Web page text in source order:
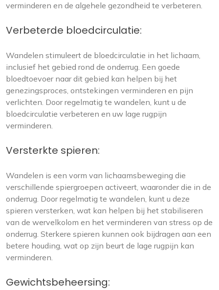
verminderen en de algehele gezondheid te verbeteren.
Verbeterde bloedcirculatie:
Wandelen stimuleert de bloedcirculatie in het lichaam,
inclusief het gebied rond de onderrug. Een goede
bloedtoevoer naar dit gebied kan helpen bij het
genezingsproces, ontstekingen verminderen en pijn
verlichten. Door regelmatig te wandelen, kunt u de
bloedcirculatie verbeteren en uw lage rugpijn
verminderen.
Versterkte spieren:
Wandelen is een vorm van lichaamsbeweging die
verschillende spiergroepen activeert, waaronder die in de
onderrug. Door regelmatig te wandelen, kunt u deze
spieren versterken, wat kan helpen bij het stabiliseren
van de wervelkolom en het verminderen van stress op de
onderrug. Sterkere spieren kunnen ook bijdragen aan een
betere houding, wat op zijn beurt de lage rugpijn kan
verminderen.
Gewichtsbeheersing: